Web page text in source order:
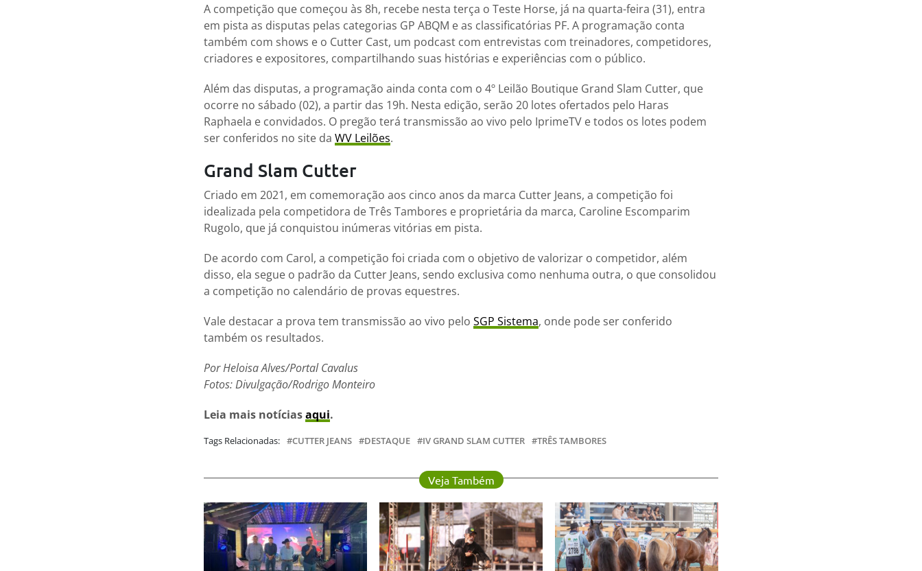
A competição que começou às 8h, recebe nesta terça o Teste Horse, já na quarta-feira (31), entra
em pista as disputas pelas categorias GP ABQM e as classificatórias PF. A programação conta
também com shows e o Cutter Cast, um podcast com entrevistas com treinadores, competidores,
criadores e expositores, compartilhando suas histórias e experiências com o público.
Além das disputas, a programação ainda conta com o 4º Leilão Boutique Grand Slam Cutter, que
ocorre no sábado (02), a partir das 19h. Nesta edição, serão 20 lotes ofertados pelo Haras
Raphaela e convidados. O pregão terá transmissão ao vivo pelo IprimeTV e todos os lotes podem
ser conferidos no site da WV Leilões.
Grand Slam Cutter
Criado em 2021, em comemoração aos cinco anos da marca Cutter Jeans, a competição foi
idealizada pela competidora de Três Tambores e proprietária da marca, Caroline Escomparim
Rugolo, que já conquistou inúmeras vitórias em pista.
De acordo com Carol, a competição foi criada com o objetivo de valorizar o competidor, além
disso, ela segue o padrão da Cutter Jeans, sendo exclusiva como nenhuma outra, o que consolidou
a competição no calendário de provas equestres.
Vale destacar a prova tem transmissão ao vivo pelo SGP Sistema, onde pode ser conferido
também os resultados.
Por Heloisa Alves/Portal Cavalus
Fotos: Divulgação/Rodrigo Monteiro
Leia mais notíciasaqui.
Tags Relacionadas: CUTTER JEANS DESTAQUE IV GRAND SLAM CUTTER TRÊS TAMBORES
Veja Também